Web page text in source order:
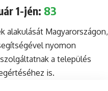
1-jén: 83
alakulását Magyarországon,
nyomon
a település
is.